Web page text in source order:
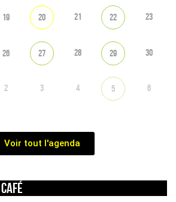
19 20 21 22 23
26 27 28 29 30
2 3 4 5 6
Voir tout l'agenda
café